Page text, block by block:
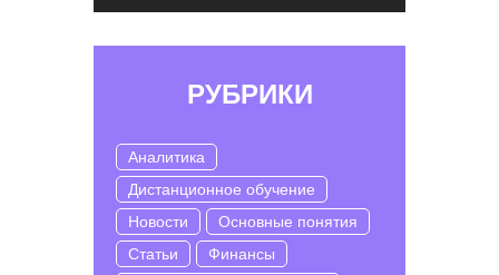
РУБРИКИ
Аналитика
Дистанционное обучение
Новости
Основные понятия
Статьи
Финансы